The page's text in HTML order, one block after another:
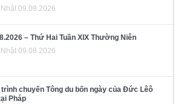
09.08.2026
– Thứ Hai Tuần XIX Thường Niên
09.08.2026
trình chuyến Tông du bốn ngày của Đức Lêô
Pháp